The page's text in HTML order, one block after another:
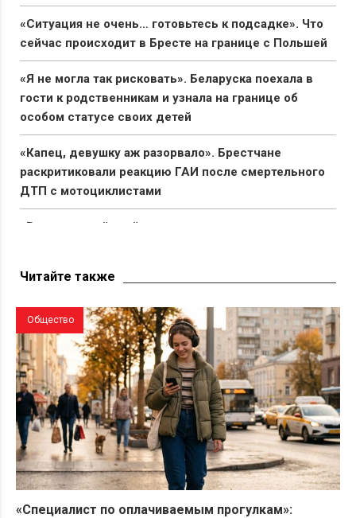
«Ситуация не очень… готовьтесь к подсадке». Что
сейчас происходит в Бресте на границе с Польшей
«Я не могла так рисковать». Беларуска поехала в
гости к родственникам и узнала на границе об
особом статусе своих детей
«Капец, девушку аж разорвало». Брестчане
раскритиковали реакцию ГАИ после смертельного
ДТП с мотоциклистами
«Вымирающий край со стареющим населением».
Читайте также
Общество
«Специалист по оплачиваемым прогулкам»: